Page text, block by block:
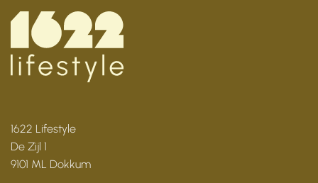
1622 Lifestyle
De Zijl 1
9101 ML Dokkum